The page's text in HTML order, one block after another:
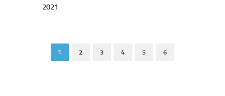
2021
1 2 3 4 5 6